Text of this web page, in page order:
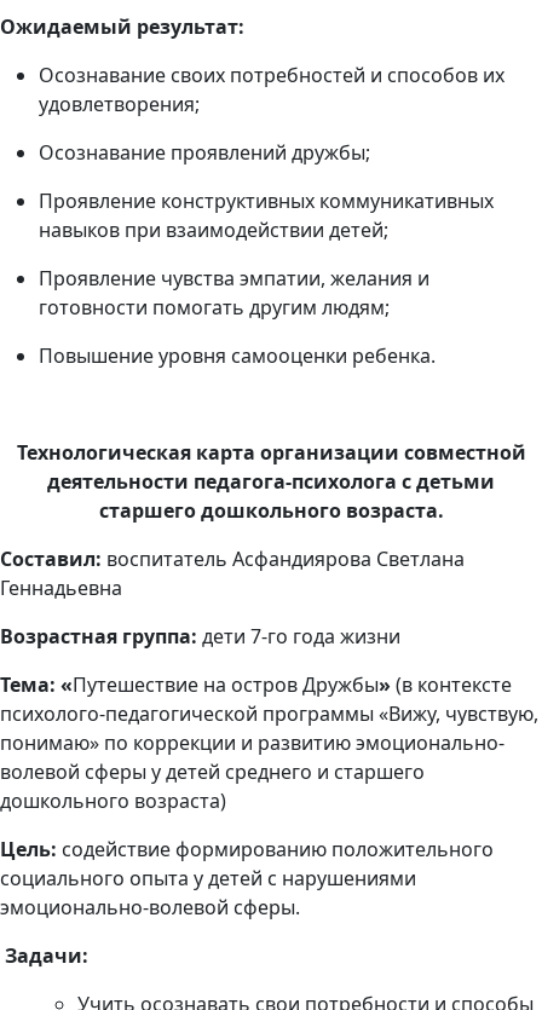
Ожидаемый результат:
Осознавание своих потребностей и способов их
удовлетворения;
Осознавание проявлений дружбы;
Проявление конструктивных коммуникативных
навыков при взаимодействии детей;
Проявление чувства эмпатии, желания и
готовности помогать другим людям;
Повышение уровня самооценки ребенка.
Технологическая карта организации совместной
деятельности педагога-психолога с детьми
старшего дошкольного возраста.
Составил: воспитатель Асфандиярова Светлана
Геннадьевна
Возрастная группа: дети 7-го года жизни
Тема: «Путешествие на остров Дружбы» (в контексте
психолого-педагогической программы «Вижу, чувствую,
понимаю» по коррекции и развитию эмоционально-
волевой сферы у детей среднего и старшего
дошкольного возраста)
Цель: содействие формированию положительного
социального опыта у детей с нарушениями
эмоционально-волевой сферы.
Задачи:
Учить осознавать свои потребности и способы